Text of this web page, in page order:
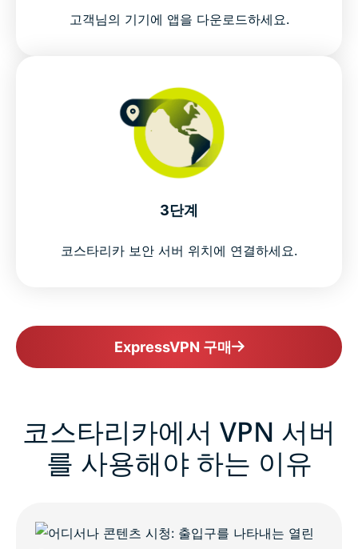
고객님의 기기에 앱을 다운로드하세요.
3단계
코스타리카 보안 서버 위치에 연결하세요.
ExpressVPN 구매
코스타리카에서 VPN 서버
를 사용해야 하는 이유